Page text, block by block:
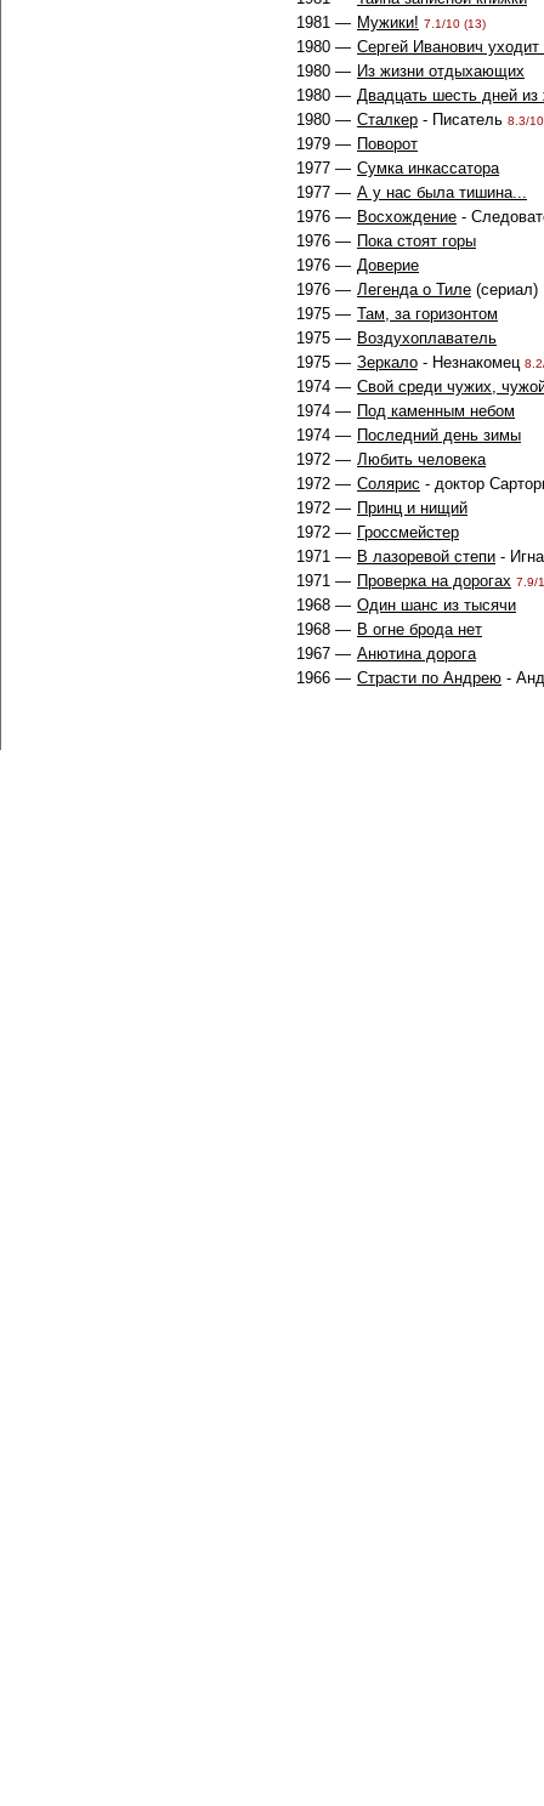
1981 — Мужики! 7.1/10 (13)
1980 — Сергей Иванович
1980 — Из жизни отдыхающих
1980 — Двадцать шесть дней из
1980 — Сталкер - Писатель 8.3/
1979 — Поворот
1977 — Сумка инкассатора
1977 — А у нас была тишина...
1976 — Восхождение -
1976 — Пока стоят горы
1976 — Доверие
1976 — Легенда о Тиле (сериал)
1975 — Там, за горизонтом
1975 — Воздухоплаватель
1975 — Зеркало - Незнакомец
1974 — Свой среди чужих,
1974 — Под каменным небом
1974 — Последний день зимы
1972 — Любить человека
1972 — Солярис - доктор
1972 — Принц и нищий
1972 — Гроссмейстер
1971 — В лазоревой степи -
1971 — Проверка на дорогах 7.9/
1968 — Один шанс из тысячи
1968 — В огне брода нет
1967 — Анютина дорога
1966 — Страсти по Андрею -